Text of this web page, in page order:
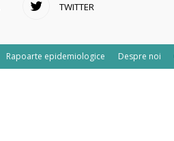
TWITTER
Rapoarte epidemiologice Despre noi